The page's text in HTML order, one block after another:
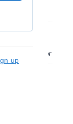
Find The
Color
up